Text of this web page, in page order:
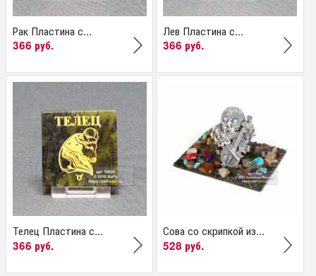
Рак Пластина с...
366 руб.
Лев Пластина с...
366 руб.
Телец Пластина с...
366 руб.
Сова со скрипкой из...
528 руб.